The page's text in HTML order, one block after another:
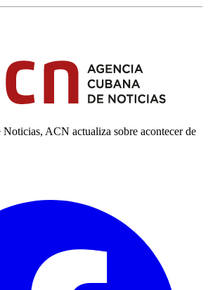
ACN actualiza sobre acontecer de